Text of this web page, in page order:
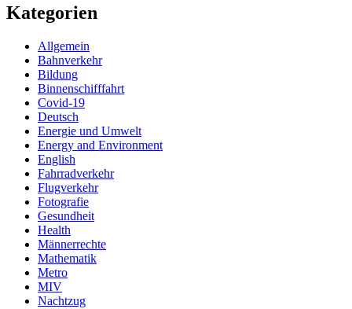
Kategorien
Allgemein
Bahnverkehr
Bildung
Binnenschifffahrt
Covid-19
Deutsch
Energie und Umwelt
Energy and Environment
English
Fahrradverkehr
Flugverkehr
Fotografie
Gesundheit
Health
Männerrechte
Mathematik
Metro
MIV
Nachtzug